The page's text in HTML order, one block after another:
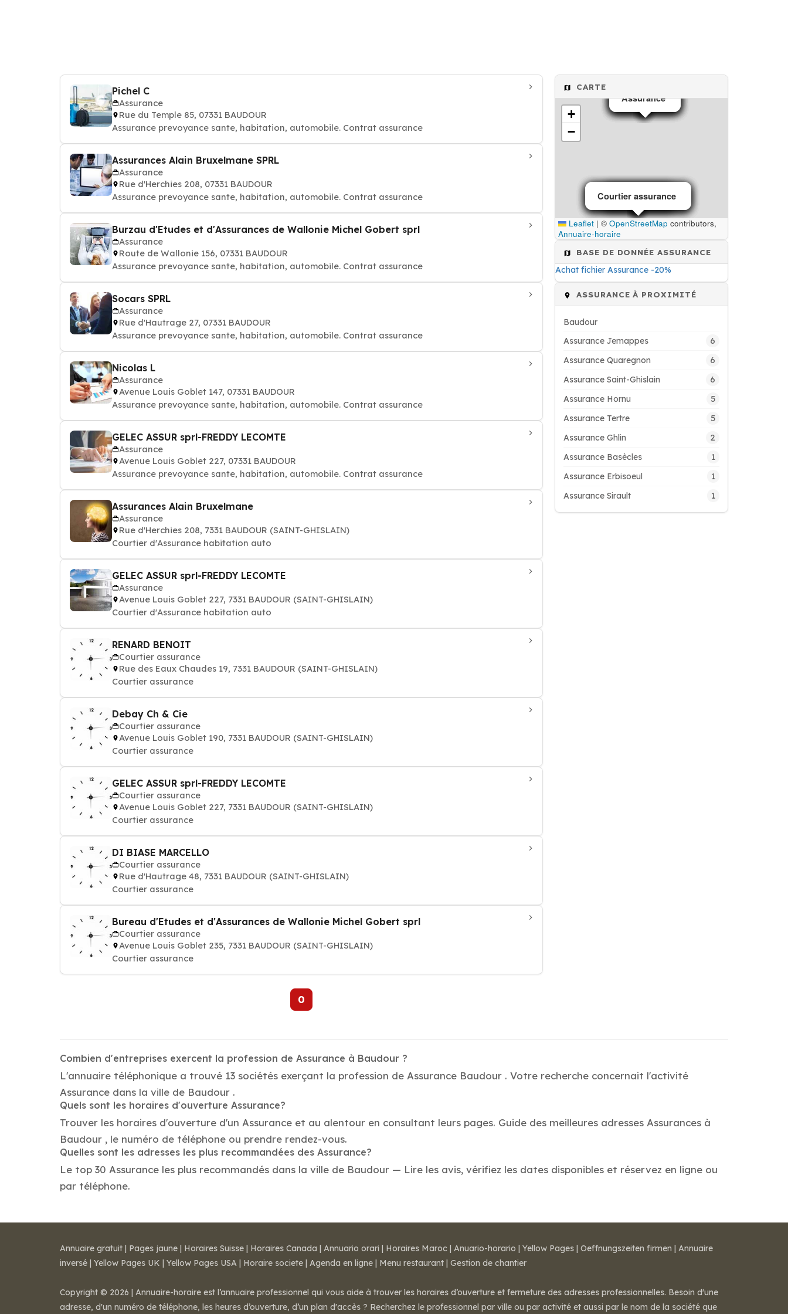
Pichel C
Assurance
Rue du Temple 85, 07331 BAUDOUR
Assurance prevoyance sante, habitation, automobile. Contrat assurance
Assurances Alain Bruxelmane SPRL
Assurance
Rue d'Herchies 208, 07331 BAUDOUR
Assurance prevoyance sante, habitation, automobile. Contrat assurance
Burzau d'Etudes et d'Assurances de Wallonie Michel Gobert sprl
Assurance
Route de Wallonie 156, 07331 BAUDOUR
Assurance prevoyance sante, habitation, automobile. Contrat assurance
Socars SPRL
Assurance
Rue d'Hautrage 27, 07331 BAUDOUR
Assurance prevoyance sante, habitation, automobile. Contrat assurance
Nicolas L
Assurance
Avenue Louis Goblet 147, 07331 BAUDOUR
Assurance prevoyance sante, habitation, automobile. Contrat assurance
GELEC ASSUR sprl-FREDDY LECOMTE
Assurance
Avenue Louis Goblet 227, 07331 BAUDOUR
Assurance prevoyance sante, habitation, automobile. Contrat assurance
Assurances Alain Bruxelmane
Assurance
Rue d'Herchies 208, 7331 BAUDOUR (SAINT-GHISLAIN)
Courtier d'Assurance habitation auto
GELEC ASSUR sprl-FREDDY LECOMTE
Assurance
Avenue Louis Goblet 227, 7331 BAUDOUR (SAINT-GHISLAIN)
Courtier d'Assurance habitation auto
RENARD BENOIT
Courtier assurance
Rue des Eaux Chaudes 19, 7331 BAUDOUR (SAINT-GHISLAIN)
Courtier assurance
Debay Ch & Cie
Courtier assurance
Avenue Louis Goblet 190, 7331 BAUDOUR (SAINT-GHISLAIN)
Courtier assurance
GELEC ASSUR sprl-FREDDY LECOMTE
Courtier assurance
Avenue Louis Goblet 227, 7331 BAUDOUR (SAINT-GHISLAIN)
Courtier assurance
DI BIASE MARCELLO
Courtier assurance
Rue d'Hautrage 48, 7331 BAUDOUR (SAINT-GHISLAIN)
Courtier assurance
Bureau d'Etudes et d'Assurances de Wallonie Michel Gobert sprl
Courtier assurance
Avenue Louis Goblet 235, 7331 BAUDOUR (SAINT-GHISLAIN)
Courtier assurance
0
CARTE
Assurance
Assurance
Assurance
Assurance
Assurance
Assurance
Assurance
Assurance
Courtier assurance
Courtier assurance
Courtier assurance
Courtier assurance
Courtier assurance
+
−
Leaflet | © OpenStreetMap contributors,
Annuaire-horaire
BASE DE DONNÉE ASSURANCE
Achat fichier Assurance -20%
ASSURANCE À PROXIMITÉ
Baudour
Assurance Jemappes
6
Assurance Quaregnon 6
Assurance Saint-Ghislain 6
Assurance Hornu 5
Assurance Tertre 5
Assurance Ghlin 2
Assurance Basècles 1
Assurance Erbisoeul 1
Assurance Sirault 1
Combien d'entreprises exercent la profession de Assurance à Baudour ?
L'annuaire téléphonique a trouvé 13 sociétés exerçant la profession de Assurance Baudour . Votre recherche concernait l'activité
Assurance dans la ville de Baudour .
Quels sont les horaires d'ouverture Assurance?
Trouver les horaires d'ouverture d'un Assurance et au alentour en consultant leurs pages. Guide des meilleures adresses Assurances à
Baudour , le numéro de téléphone ou prendre rendez-vous.
Quelles sont les adresses les plus recommandées des Assurance?
Le top 30 Assurance les plus recommandés dans la ville de Baudour — Lire les avis, vérifiez les dates disponibles et réservez en ligne ou
par téléphone.
Annuaire gratuit | Pages jaune | Horaires Suisse | Horaires Canada | Annuario orari | Horaires Maroc | Anuario-horario | Yellow Pages | Oeffnungszeiten firmen | Annuaire
inversé | Yellow Pages UK | Yellow Pages USA | Horaire societe | Agenda en ligne | Menu restaurant | Gestion de chantier
Copyright © 2026 | Annuaire-horaire est l’annuaire professionnel qui vous aide à trouver les horaires d’ouverture et fermeture des adresses professionnelles. Besoin d'une
adresse, d'un numéro de téléphone, les heures d’ouverture, d’un plan d'accès ? Recherchez le professionnel par ville ou par activité et aussi par le nom de la société que